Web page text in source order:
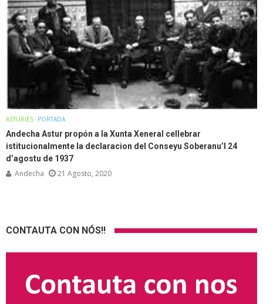
ASTURIES PORTADA
Andecha Astur propón a la Xunta Xeneral cellebrar
istitucionalmente la declaracion del Conseyu Soberanu’l 24
d’agostu de 1937
Andecha 21 Agosto, 2020
CONTAUTA CON NÓS!!